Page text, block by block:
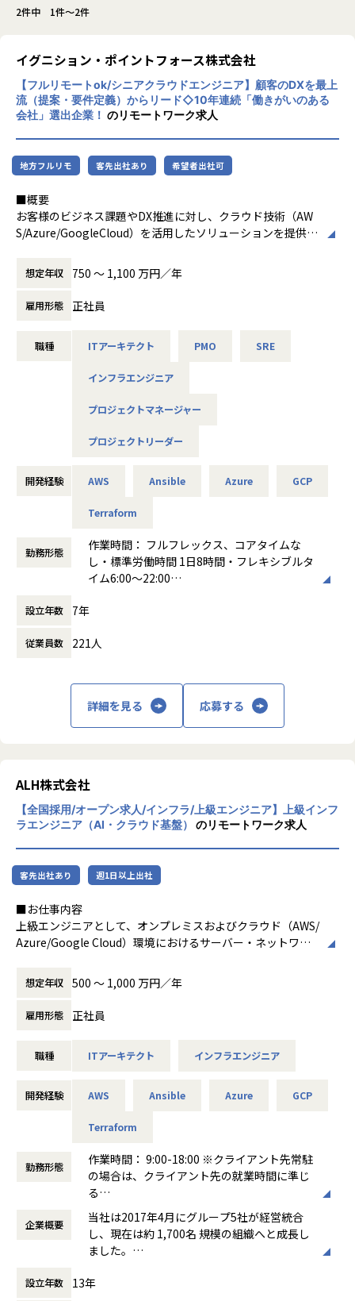
2件中 1件～2件
イグニション・ポイントフォース株式会社
【フルリモートok/シニアクラウドエンジニア】顧客のDXを最上
流（提案・要件定義）からリード◇10年連続「働きがいのある
会社」選出企業！ のリモートワーク求人
地方フルリモ 客先出社あり 希望者出社可
■概要
お客様のビジネス課題やDX推進に対し、クラウド技術（AW
S/Azure/GoogleCloud）を活用したソリューションを提供す
す。
単なるインフラ構築に留まらず、顧客の経営層やIT部門との
折衝、課題ヒアリング、クラウド化の企画・提案、ロードマ
ップ策定といった最上流工程からプロジェクトをリードして
・クラウド導入コンサルティング: 顧客の経営課題やIT課題
・クラウドアーキテクチャ設計: AWS, Azure, GoogleCloud
タ分析基盤、クラウドネイティブなアプリケーション基盤な
・クラウド移行支援 (マイグレーション): オンプレミス環境か
よびプロジェクトリード。
サーバレス）、DevOps/IaC（Terraform, Ansible等）の技
術選定、導入推進、およびチームへの技術指導。
・最上流からの参画: プライム案件が中心のため、お客様と
わることができます。
ィブ開発において、アーキテクチャ設計や技術選定の裁量を
持って取り組むことができます。
・チームへの貢献: ご自身の豊富な経験を活かし、ジュニ
ア・ミドル層のエンジニアのメンタリングや技術力底上げに
【携わっていただく案件事例（一部）】
：お客様が構築した生成AI基盤（Azure）に対し、セキュリ
ティやコスト最適化など5つの観点で客観的評価（アセスメ
ント）を実施、改善推奨事項とクラウドネイティブなアーキ
テクチャの提示及び実装支援。
〇RAGアプリ利用増におけるアーキテクチャ最適化（Azur
：利用者が10倍規模に拡大することを見据え、パフォーマン
ス分析や負荷テストを実施、可用性・性能を担保するアーキ
テクチャへの最適化を支援。
推進
チャやガイドラインを策定、CCoE（Cloud Center of Excell
〇CI/CDパイプライン設計ガイドライン策定・実践
：開発効率・品質・セキュリティ（DevSecOps）を向上させ
化による信頼性の高いリリースプロセスの構築を支援。
【弊社で実現できる働き方・魅力】
ラム等）をプロジェクトごとに選択できるため、幅広いプロ
ジェクト管理経験を積み、柔軟なスキルアップが可能です。
・スピード感を持った事業推進に携われる環境があり、変化
の激しい市場や先端技術を活用したプロジェクトで即戦力と
して活躍できます。
・生成AIやデータアナリティクスなど、最先端のデジタル技
す。
想定年収 750 〜 1,100 万円／年
雇用形態 正社員
職種 ITアーキテクト PMO SRE
インフラエンジニア
プロジェクトマネージャー
プロジェクトリーダー
開発経験 AWS Ansible Azure GCP
Terraform
勤務形態
作業時間： フルフレックス、コアタイムな
し・標準労働時間 1日8時間・フレキシブルタ
イム6:00～22:00
時間外労働の有無： 有（月平均15時間）
設立年数 7年
従業員数 221人
詳細を見る 応募する
ALH株式会社
【全国採用/オープン求人/インフラ/上級エンジニア】上級インフ
ラエンジニア（AI・クラウド基盤）
のリモートワーク求人
客先出社あり 週1日以上出社
■お仕事内容
上級エンジニアとして、オンプレミスおよびクラウド（AWS/
Azure/Google Cloud）環境におけるサーバー・ネットワー
単なるインフラ構築に留まらず、AIによる障害予測、自動
化、リソース最適化など、最新技術をインフラ領域に組み込
み、
しています。
＜具体的な仕事内容＞
の設計・構築。
・AI技術を用いた運用自動化（AIOps）やセキュリティ強化
・プロパー中心チームの技術指導およびプロジェクト管理。
■顧客の業界例
金融/福祉/通信/EC/流通/商社/官公庁/モビリティ/SAP/飲食/
航空
想定年収 500 〜 1,000 万円／年
雇用形態 正社員
職種 ITアーキテクト インフラエンジニア
開発経験 AWS Ansible Azure GCP
Terraform
勤務形態
作業時間： 9:00-18:00 ※クライアント先常駐
の場合は、クライアント先の就業時間に準じ
る
働き方：
固定時間制（9時～18時、10時～19
時など）
時間外労働の有無： 有（月平均11.3時間）
休憩時間： 60分
企業概要
当社は2017年4月にグループ5社が経営統合
し、現在は約 1,700名 規模の組織へと成長し
ました。
ンのもと、ITを活用してビジネスや組織の課
設立年数 13年